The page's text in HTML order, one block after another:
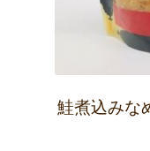
鮭煮込みな